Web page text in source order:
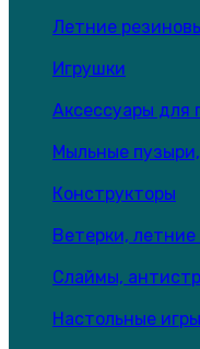
Летние
Игрушки
Аксессуары для
Мыльные
Конструкторы
Ветерки, летние
Слаймы,
Настольные игры